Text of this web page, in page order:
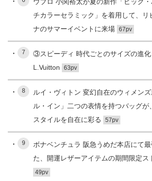
チカラーセラミック」を着用して、リ
ナのサマーイベントに来場 67pv
7
③スピーディ 時代ごとのサイズの進
L.Vuitton
63pv
8
ルイ・ヴィトン 変幻自在のウィメン
ル・イン」二つの表情を持つバッグが
スタイルを自在に彩る
57pv
9
ボナベンチュラ 阪急うめだ本店にて
た、開運レザーアイテムの期間限定ス
49pv